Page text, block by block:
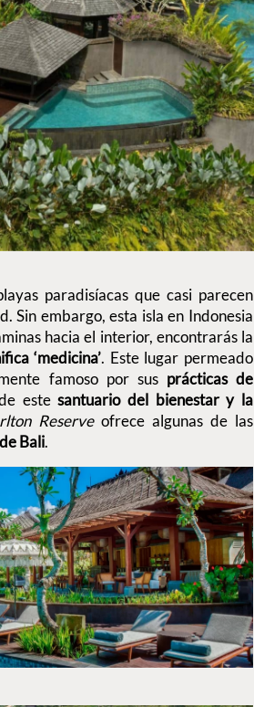
paradisíacas que casi parecen
Sin embargo, esta isla en Indonesia
hacia el interior, encontrarás la
‘medicina’. Este lugar permeado
famoso por sus prácticas de
estesantuario del bienestar y la
Reserveofrece algunas de las
Bali.